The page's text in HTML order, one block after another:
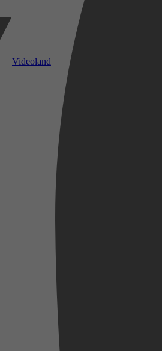
Videoland